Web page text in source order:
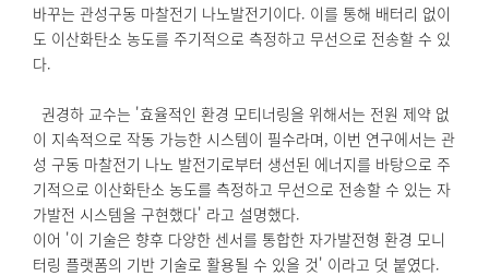
바꾸는 관성구동 마찰전기 나노발전기이다. 이를 통해 배터리 없이
도 이산화탄소 농도를 주기적으로 측정하고 무선으로 전송할 수 있
다.
권경하 교수는 '효율적인 환경 모티너링을 위해서는 전원 제약 없
이 지속적으로 작동 가능한 시스템이 필수라며, 이번 연구에서는 관
성 구동 마찰전기 나노 발전기로부터 생선된 에너지를 바탕으로 주
기적으로 이산화탄소 농도를 측정하고 무선으로 전송할 수 있는 자
가발전 시스템을 구현했다' 라고 설명했다.
이어 '이 기술은 향후 다양한 센서를 통합한 자가발전형 환경 모니
터링 플랫폼의 기반 기술로 활용될 수 있을 것' 이라고 덧 붙였다.